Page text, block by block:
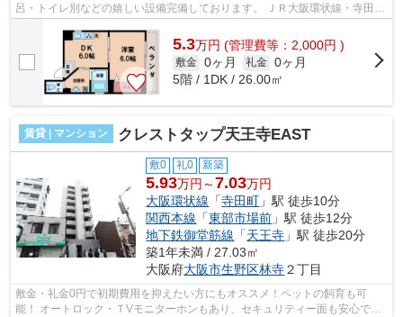
呂・トイレ別などの嬉しい設備完備しております。 ＪＲ大阪環状線・寺田町
駅、利用可能に天王寺まで自電車圏内で...
5.3万円 (管理費等：2,000円 )
敷金 0ヶ月 礼金 0ヶ月
5階 / 1DK / 26.00㎡
賃貸 | マンション クレストタップ天王寺EAST
敷0 礼0 新築
5.93万円～7.03万円
大阪環状線 「寺田町 」駅 徒歩10分
関西本線 「東部市場前 」駅 徒歩12分
地下鉄御堂筋線 「天王寺 」駅 徒歩20分
築1年未満 / 27.03㎡
大阪府大阪市生野区林寺２丁目
敷金・礼金0円で初期費用を抑えたい方にもオススメ！ペットの飼育も可
能！ オートロック・ＴVモニターホンもあり、セキュリティー面も安心で